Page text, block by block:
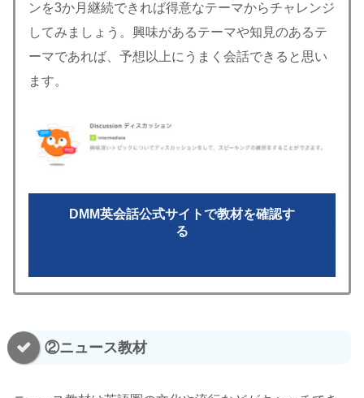
ンを3か月継続できれば得意なテーマからチャレンジ
してみましょう。興味があるテーマや知見のあるテ
ーマであれば、予想以上にうまく会話できると思い
ます。
DMM英会話公式サイトで教材を確認す
る
②ニュース教材